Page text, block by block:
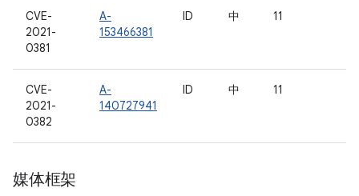
CVE-
2021-
0381
A-
153466381
ID 中 11
CVE-
2021-
0382
A-
140727941
ID 中 11
媒体框架